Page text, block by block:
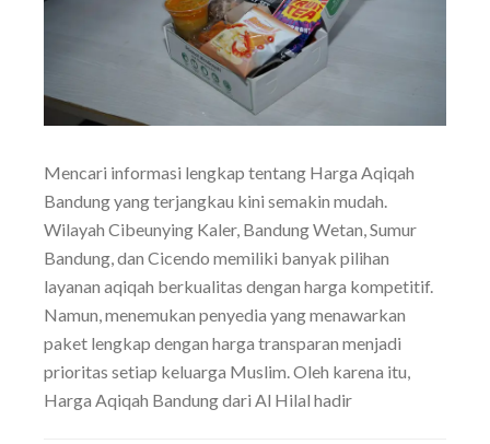
Mencari informasi lengkap tentang Harga Aqiqah
Bandung yang terjangkau kini semakin mudah.
Wilayah Cibeunying Kaler, Bandung Wetan, Sumur
Bandung, dan Cicendo memiliki banyak pilihan
layanan aqiqah berkualitas dengan harga kompetitif.
Namun, menemukan penyedia yang menawarkan
paket lengkap dengan harga transparan menjadi
prioritas setiap keluarga Muslim. Oleh karena itu,
Harga Aqiqah Bandung dari Al Hilal hadir